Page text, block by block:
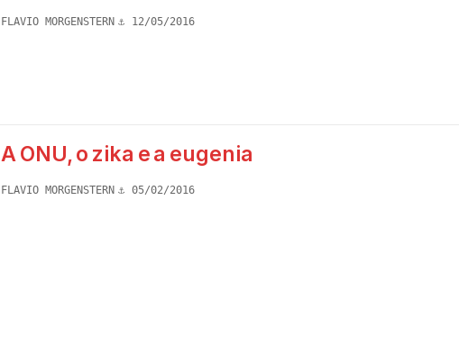
FLAVIO MORGENSTERN 12/05/2016
A ONU, o zika e a eugenia
FLAVIO MORGENSTERN 05/02/2016